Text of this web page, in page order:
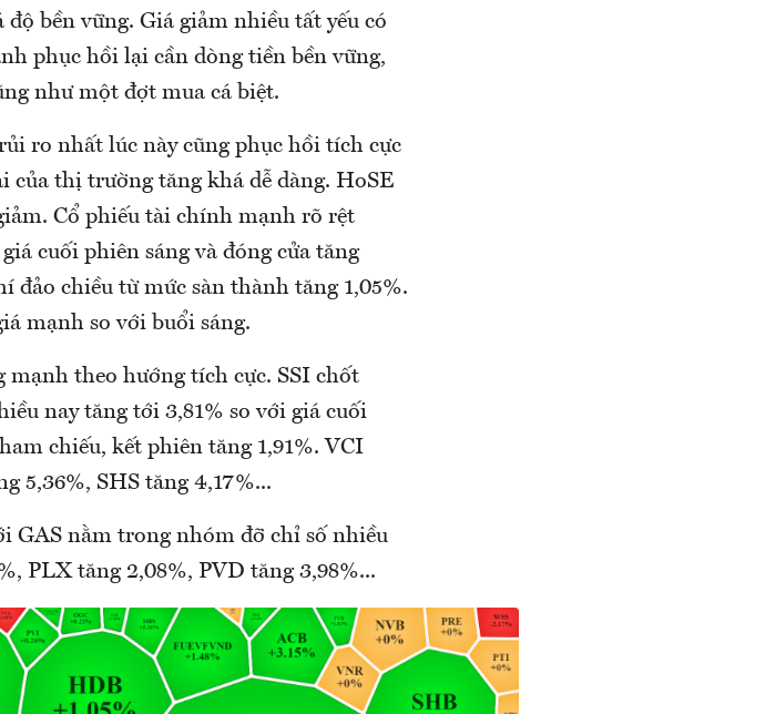
bền vững. Giá giảm nhiều tất yếu có
phục hồi lại cần dòng tiền bền vững,
như một đợt mua cá biệt.
ro nhất lúc này cũng phục hồi tích cực
thị trường tăng khá dễ dàng. HoSE
Cổ phiếu tài chính mạnh rõ rệt
cuối phiên sáng và đóng cửa tăng
đảo chiều từ mức sàn thành tăng 1,05%.
mạnh so với buổi sáng.
mạnh theo hướng tích cực. SSI chốt
nay tăng tới 3,81% so với giá cuối
chiếu, kết phiên tăng 1,91%. VCI
5,36%, SHS tăng 4,17%...
GAS nằm trong nhóm đỡ chỉ số nhiều
PLX tăng 2,08%, PVD tăng 3,98%...